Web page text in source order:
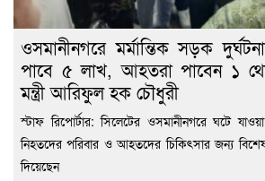
ওসমানীনগরে মর্মান্তিক সড়ক
পাবে ৫ লাখ, আহতরা পাবেন ১
মন্ত্রী আরিফুল হক চৌধুরী
স্টাফ রিপোর্টার: সিলেটের ওসমানীনগরে ঘটে
নিহতদের পরিবার ও আহতদের চিকিৎসার জন্য
দিয়েছেন